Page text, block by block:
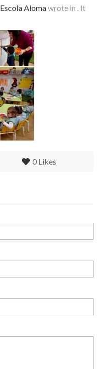
Escola Alomawrote in . It
0 Likes